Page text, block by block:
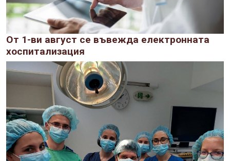
От 1-ви август се въвежда електронната
хоспитализация